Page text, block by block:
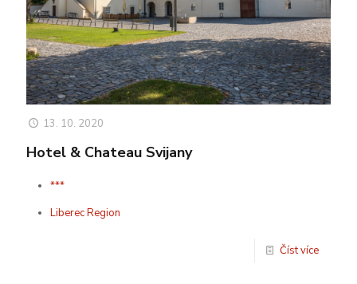
13. 10. 2020
Hotel & Chateau Svijany
***
Liberec Region
Číst více